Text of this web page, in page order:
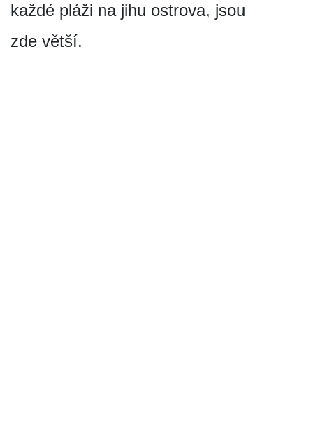
každé pláži na jihu ostrova, jsou
zde větší.